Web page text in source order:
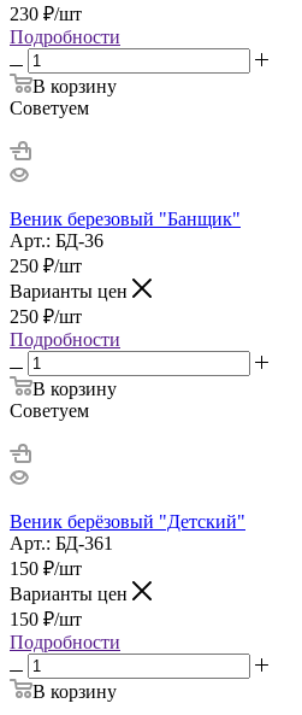
230 ₽/шт
Подробности
В корзину
Советуем
Веник березовый "Банщик"
Арт.: БД-36
250 ₽/шт
Варианты цен
250 ₽/шт
Подробности
В корзину
Советуем
Веник берёзовый "Детский"
Арт.: БД-361
150 ₽/шт
Варианты цен
150 ₽/шт
Подробности
В корзину